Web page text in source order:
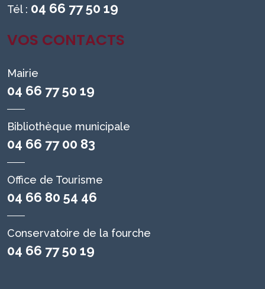
Tél : 04 66 77 50 19
VOS CONTACTS
Mairie
04 66 77 50 19
Bibliothèque municipale
04 66 77 00 83
Office de Tourisme
04 66 80 54 46
Conservatoire de la fourche
04 66 77 50 19